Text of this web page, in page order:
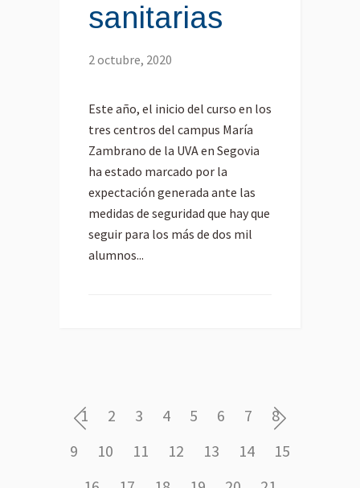
sanitarias
2 octubre, 2020
Este año, el inicio del curso en los
tres centros del campus María
Zambrano de la UVA en Segovia
ha estado marcado por la
expectación generada ante las
medidas de seguridad que hay que
seguir para los más de dos mil
alumnos...
1 2 3 4 5 6 7
8
9
10 11 12 13 14
15